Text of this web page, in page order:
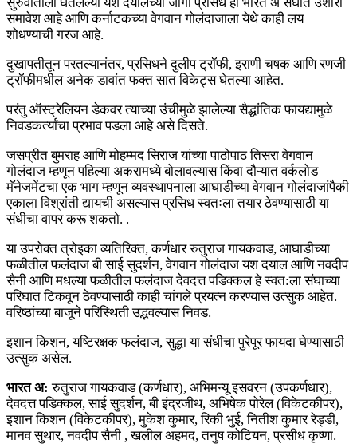
समावेश आहे आणि कर्नाटकच्या वेगवान गोलंदाजाला येथे काही लय
शोधण्याची गरज आहे.
दुखापतीतून परतल्यानंतर, प्रसिधने दुलीप ट्रॉफी, इराणी चषक आणि रणजी
ट्रॉफीमधील अनेक डावांत फक्त सात विकेट्स घेतल्या आहेत.
परंतु ऑस्ट्रेलियन डेकवर त्याच्या उंचीमुळे झालेल्या सैद्धांतिक फायद्यामुळे
निवडकर्त्यांचा प्रभाव पडला आहे असे दिसते.
जसप्रीत बुमराह आणि मोहम्मद सिराज यांच्या पाठोपाठ तिसरा वेगवान
गोलंदाज म्हणून पहिल्या अकरामध्ये बोलावल्यास किंवा दौऱ्यात वर्कलोड
मॅनेजमेंटचा एक भाग म्हणून व्यवस्थापनाला आघाडीच्या वेगवान गोलंदाजांपैकी
एकाला विश्रांती द्यायची असल्यास प्रसिध स्वतःला तयार ठेवण्यासाठी या
संधीचा वापर करू शकतो. .
या उपरोक्त त्रोइका व्यतिरिक्त, कर्णधार रुतुराज गायकवाड, आघाडीच्या
फळीतील फलंदाज बी साई सुदर्शन, वेगवान गोलंदाज यश दयाल आणि नवदीप
सैनी आणि मधल्या फळीतील फलंदाज देवदत्त पडिक्कल हे स्वत:ला संघाच्या
परिघात टिकवून ठेवण्यासाठी काही चांगले प्रयत्न करण्यास उत्सुक आहेत.
वरिष्ठांच्या बाजूने परिस्थिती उद्भवल्यास निवड.
इशान किशन, यष्टिरक्षक फलंदाज, सुद्धा या संधीचा पुरेपूर फायदा घेण्यासाठी
उत्सुक असेल.
भारत अ: रुतुराज गायकवाड (कर्णधार), अभिमन्यू इसवरन (उपकर्णधार),
देवदत्त पडिक्कल, साई सुदर्शन, बी इंद्रजीथ, अभिषेक पोरेल (विकेटकीपर),
इशान किशन (विकेटकीपर), मुकेश कुमार, रिकी भुई, नितीश कुमार रेड्डी,
मानव सुथार, नवदीप सैनी , खलील अहमद, तनुष कोटियन, प्रसीध कृष्णा.